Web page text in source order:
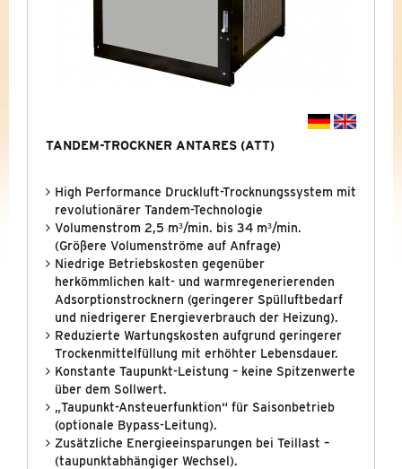
CO2-SCHUTZSYSTEME PCO2
DOMNICK HUNTER PNEUDRI MIDIPLUS
ZANDER K-MT GEN. 2
ZANDER KA-MT GEN. 2
ZANDER WVM GEN. 4
TANDEM-TROCKNER ANTARES
ATEMLUFTAUFBEREITUNG
FILTRATION&SEPARATION
TANDEM-TROCKNER ANTARES (ATT)
High Performance Druckluft-Trocknungssystem mit
revolutionärer Tandem-Technologie
Volumenstrom 2,5 m³/min. bis 34 m³/min.
(Größere Volumenströme auf Anfrage)
Niedrige Betriebskosten gegenüber
herkömmlichen kalt- und warmregenerierenden
Adsorptionstrocknern (geringerer Spülluftbedarf
und niedrigerer Energieverbrauch der Heizung).
Reduzierte Wartungskosten aufgrund geringerer
Trockenmittelfüllung mit erhöhter Lebensdauer.
Konstante Taupunkt-Leistung – keine Spitzenwerte
über dem Sollwert.
„Taupunkt-Ansteuerfunktion“ für Saisonbetrieb
(optionale Bypass-Leitung).
Zusätzliche Energieeinsparungen bei Teillast –
(taupunktabhängiger Wechsel).